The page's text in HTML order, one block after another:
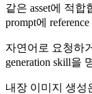
같은 asset에 적합
prompt에
자연어로 요청하
generation skill을
내장 이미지 생성